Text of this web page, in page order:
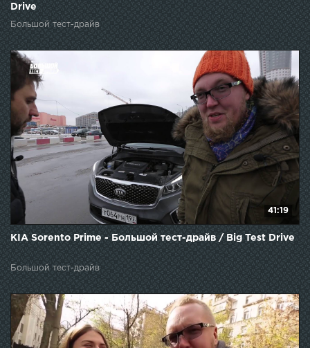
Drive
Большой тест-драйв
41:19
KIA Sorento Prime - Большой тест-драйв / Big Test Drive
Большой тест-драйв